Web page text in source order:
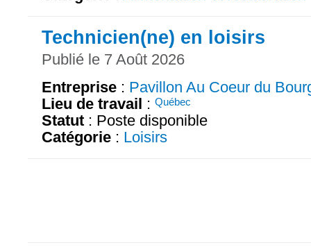
Technicien(ne) en loisirs
Publié le 7 Août 2026
Entreprise : Pavillon Au Coeur du
Lieu de travail : Québec
Statut : Poste disponible
Catégorie : Loisirs